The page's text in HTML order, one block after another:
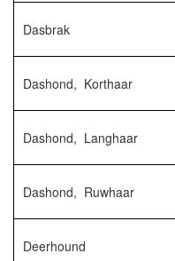
Dasbrak
Dashond, Korthaar
Dashond, Langhaar
Dashond, Ruwhaar
Deerhound